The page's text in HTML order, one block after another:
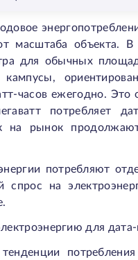
масштаба объекта.
для обычных
часов ежегодно. Это
потребляет
на рынок
потребляют
спрос на
для
потребления